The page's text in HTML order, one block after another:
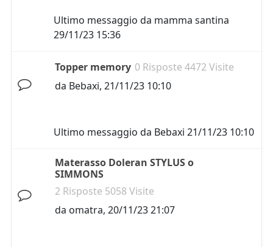
Ultimo messaggio da mamma santina
29/11/23 15:36
Topper memory 0 Risposte 4472 Visite
da Bebaxi, 21/11/23 10:10
Ultimo messaggio da Bebaxi 21/11/23 10:10
Materasso Doleran STYLUS o
SIMMONS
2 Risposte 5058 Visite
da omatra, 20/11/23 21:07